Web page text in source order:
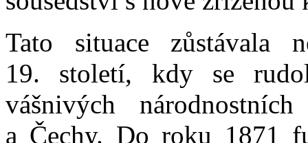
Tato situace zůstávala
19. století, kdy se
vášnivých
a Čechy. Do roku 1871